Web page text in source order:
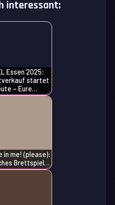
interessant:
Essen 2025:
startet
– Eure…
in me! (please):
Brettspiel…